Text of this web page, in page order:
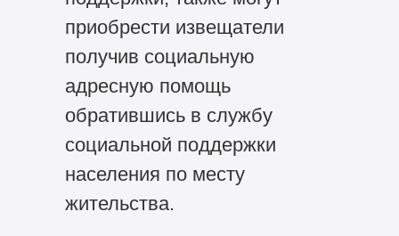
приобрести извещатели
получив социальную
адресную помощь
обратившись в службу
социальной поддержки
населения по месту
жительства.